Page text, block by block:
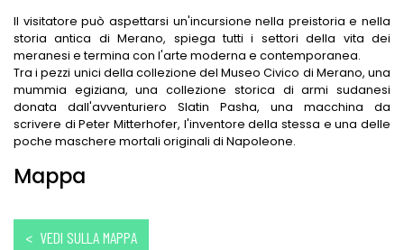
Il visitatore può aspettarsi un'incursione nella preistoria e nella
storia antica di Merano, spiega tutti i settori della vita dei
meranesi e termina con l'arte moderna e contemporanea.
Tra i pezzi unici della collezione del Museo Civico di Merano, una
mummia egiziana, una collezione storica di armi sudanesi
donata dall'avventuriero Slatin Pasha, una macchina da
scrivere di Peter Mitterhofer, l'inventore della stessa e una delle
poche maschere mortali originali di Napoleone.
Mappa
< VEDI SULLA MAPPA